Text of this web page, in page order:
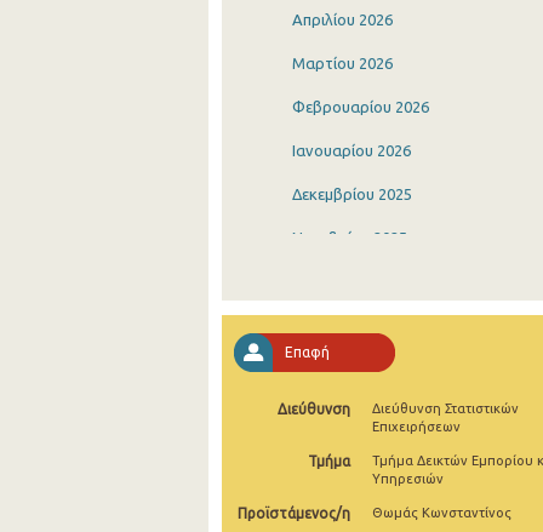
Απριλίου 2026
Μαρτίου 2026
Φεβρουαρίου 2026
Ιανουαρίου 2026
Δεκεμβρίου 2025
Νοεμβρίου 2025
Αυγούστου 2025
Ιουλίου 2025
Ιουνίου 2025
Επαφή
Διεύθυνση
Διεύθυνση Στατιστικών
Επιχειρήσεων
Τμήμα
Τμήμα Δεικτών Εμπορίου
Υπηρεσιών
Προϊστάμενος/η Θωμάς Κωνσταντίνος